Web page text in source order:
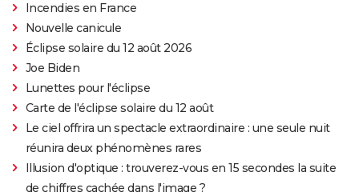
Incendies en France
Nouvelle canicule
Éclipse solaire du 12 août 2026
Joe Biden
Lunettes pour l'éclipse
Carte de l'éclipse solaire du 12 août
Le ciel offrira un spectacle extraordinaire : une seule nuit
réunira deux phénomènes rares
Illusion d'optique : trouverez-vous en 15 secondes la suite
de chiffres cachée dans l'image ?